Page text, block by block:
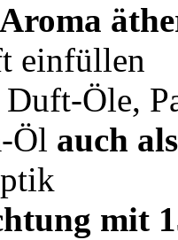
einfüllen
Öle,
Öl auch
mit